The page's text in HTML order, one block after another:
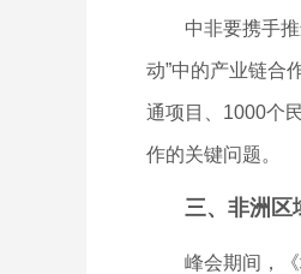
中非要携手推进
动”中的产业链合
通项目、1000个
作的关键问题。
三、非洲区
峰会期间，《坦